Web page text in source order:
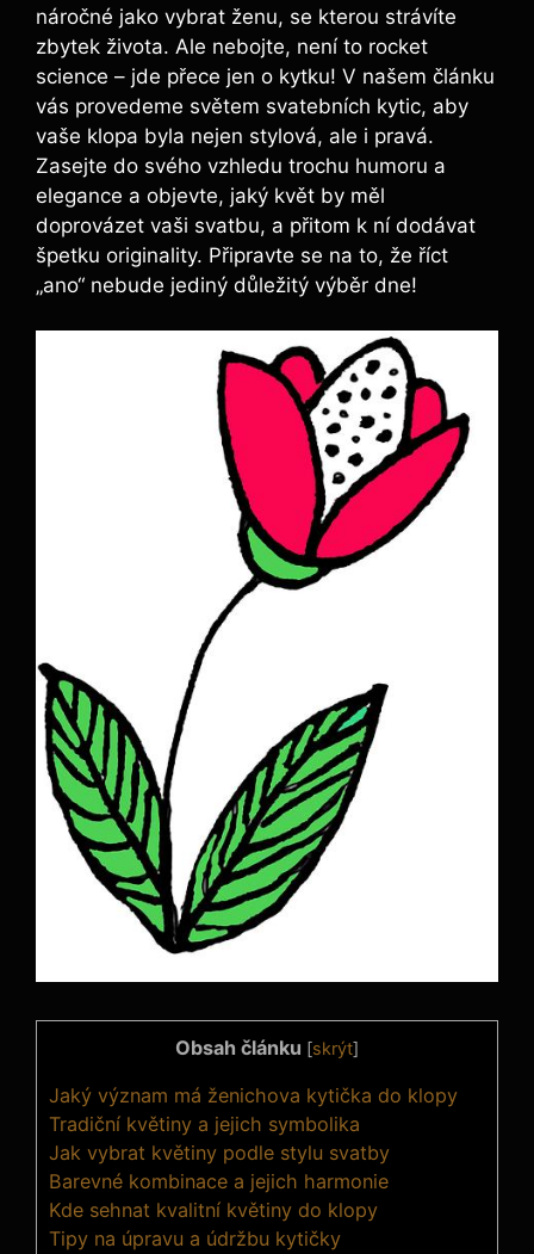
náročné jako vybrat ženu, se kterou strávíte
zbytek života. Ale nebojte, není to rocket
science – jde přece jen o kytku! V našem článku
vás provedeme světem svatebních kytic, aby
vaše klopa byla nejen stylová, ale i pravá.
Zasejte do svého vzhledu trochu humoru a
elegance a objevte, jaký květ by měl
doprovázet vaši svatbu, a přitom k ní dodávat
špetku originality. Připravte se na to, že říct
„ano“ nebude jediný důležitý výběr dne!
Obsah článku [skrýt]
Jaký význam má ženichova kytička do klopy
Tradiční květiny a jejich symbolika
Jak vybrat květiny podle stylu svatby
Barevné kombinace a jejich harmonie
Kde sehnat kvalitní květiny do klopy
Tipy na úpravu a údržbu kytičky